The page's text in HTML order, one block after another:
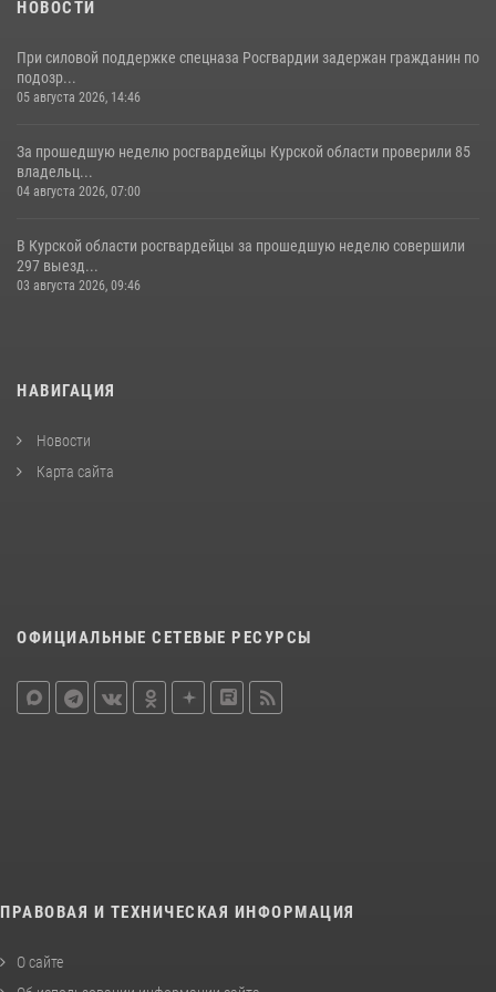
НОВОСТИ
При силовой поддержке спецназа Росгвардии задержан гражданин по
подозр...
05 августа 2026, 14:46
За прошедшую неделю росгвардейцы Курской области проверили 85
владельц...
04 августа 2026, 07:00
В Курской области росгвардейцы за прошедшую неделю совершили
297 выезд...
03 августа 2026, 09:46
НАВИГАЦИЯ
Новости
Карта сайта
ОФИЦИАЛЬНЫЕ СЕТЕВЫЕ РЕСУРСЫ
ПРАВОВАЯ И ТЕХНИЧЕСКАЯ ИНФОРМАЦИЯ
О сайте